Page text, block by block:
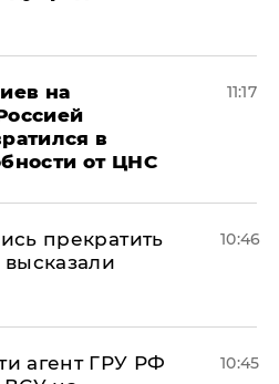
на
в
от ЦНС
11:17
прекратить
10:46
агент ГРУ РФ
10:45